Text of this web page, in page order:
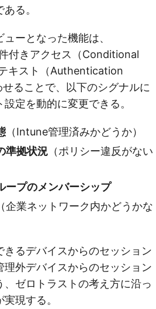
る。
ーとなった機能は、
付きアクセス（Conditional
キスト（Authentication
ることで、以下のシグナルに
定を動的に変更できる。
（Intune管理済みかどうか）
準拠状況 （ポリシー違反がない
ープのメンバーシップ
企業ネットワーク内かどうかな
るデバイスからのセッション
理外デバイスからのセッション
、ゼロトラストの考え方に沿っ
現する。